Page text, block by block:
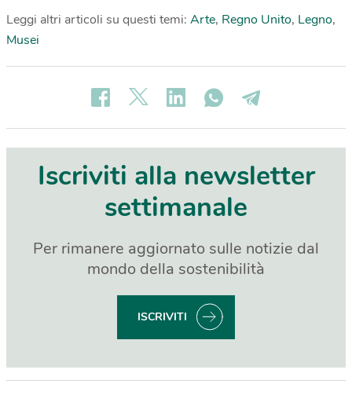
Leggi altri articoli su questi temi: Arte, Regno Unito, Legno,
Musei
Iscriviti alla newsletter
settimanale
Per rimanere aggiornato sulle notizie dal
mondo della sostenibilità
ISCRIVITI